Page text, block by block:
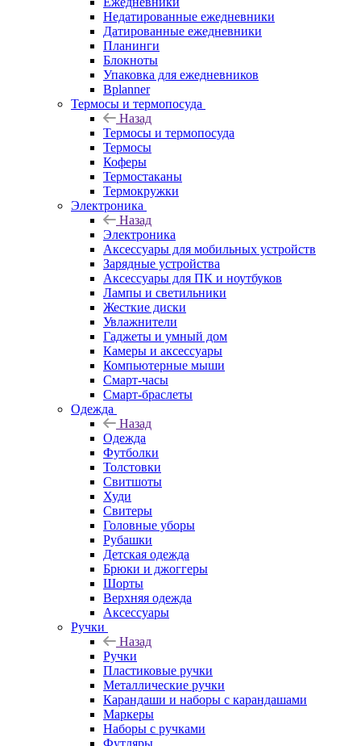
Недатированные ежедневники
Датированные ежедневники
Планинги
Блокноты
Упаковка для ежедневников
Bplanner
Термосы и термопосуда
Назад
Термосы и термопосуда
Термосы
Коферы
Термостаканы
Термокружки
Электроника
Назад
Электроника
Аксессуары для мобильных устройств
Зарядные устройства
Аксессуары для ПК и ноутбуков
Лампы и светильники
Жесткие диски
Увлажнители
Гаджеты и умный дом
Камеры и аксессуары
Компьютерные мыши
Смарт-часы
Смарт-браслеты
Одежда
Назад
Одежда
Футболки
Толстовки
Свитшоты
Худи
Свитеры
Головные уборы
Рубашки
Детская одежда
Брюки и джоггеры
Шорты
Верхняя одежда
Аксессуары
Ручки
Назад
Ручки
Пластиковые ручки
Металлические ручки
Карандаши и наборы с карандашами
Маркеры
Наборы с ручками
Футляры